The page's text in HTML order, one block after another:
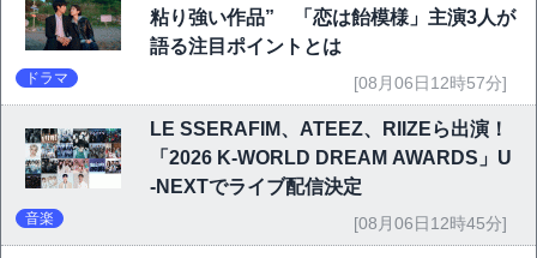
粘り強い作品” 「恋は飴模様」主演3人が
語る注目ポイントとは
ドラマ [08月06日12時57分]
LE SSERAFIM、ATEEZ、RIIZEら出演！
「2026 K-WORLD DREAM AWARDS」U
-NEXTでライブ配信決定
音楽 [08月06日12時45分]